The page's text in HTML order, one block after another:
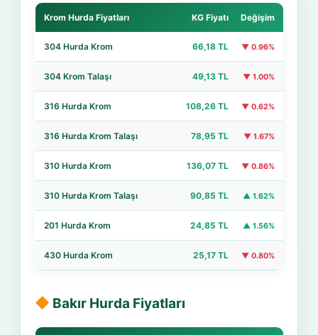
Krom Hurda Fiyatları KG Fiyatı Değişim
304 Hurda Krom 66,18 TL ▼ 0.96%
304 Krom Talaşı 49,13 TL ▼ 1.00%
316 Hurda Krom 108,26 TL ▼ 0.62%
316 Hurda Krom Talaşı 78,95 TL ▼ 1.67%
310 Hurda Krom 136,07 TL ▼ 0.86%
310 Hurda Krom Talaşı 90,85 TL ▲ 1.62%
201 Hurda Krom 24,85 TL ▲ 1.56%
430 Hurda Krom 25,17 TL ▼ 0.80%
Bakır Hurda Fiyatları